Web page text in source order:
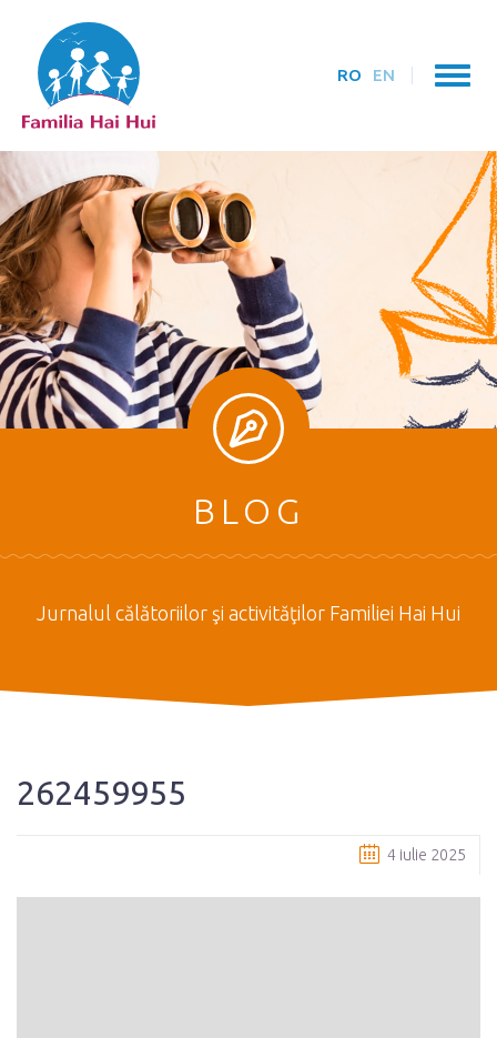
RO EN
BLOG
Jurnalul călătoriilor şi activităţilor Familiei Hai Hui
262459955
4 iulie 2025